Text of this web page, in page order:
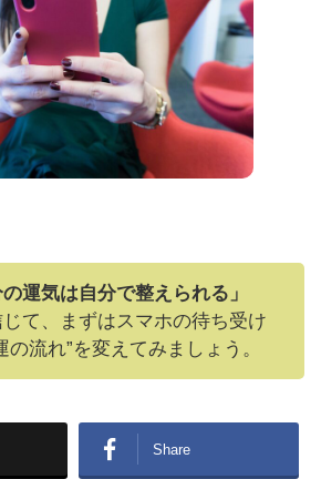
の運気は自分で整えられる」
て、まずはスマホの待ち受け
の流れ”を変えてみましょう。
Share